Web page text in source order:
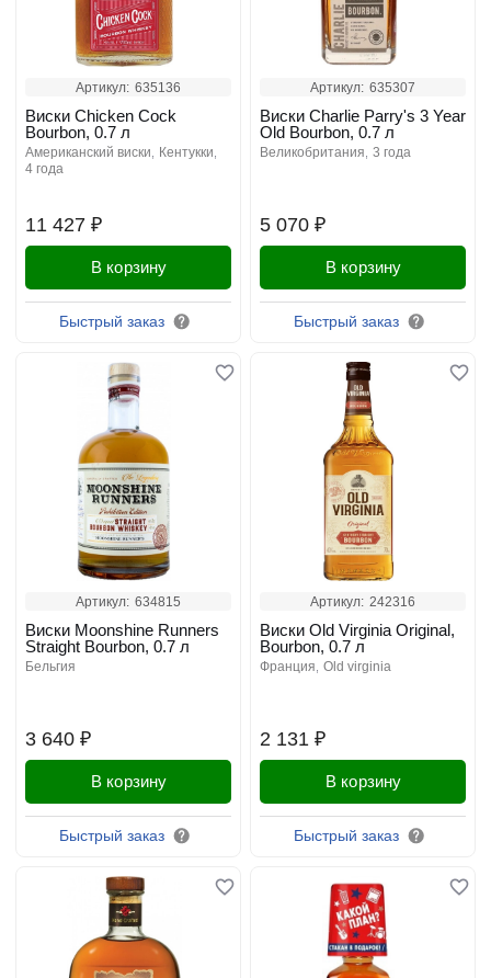
Артикул: 635136
11 427 ₽
Виски Chicken Cock
Bourbon, 0.7 л
американский виски
кентукки
4 года
В корзину
Быстрый заказ
Артикул: 635307
5 070 ₽
Виски Charlie Parry's 3 Year
Old Bourbon, 0.7 л
великобритания 3 года
В корзину
Быстрый заказ
Артикул: 634815
3 640 ₽
Виски Moonshine Runners
Straight Bourbon, 0.7 л
бельгия
В корзину
Быстрый заказ
Артикул: 242316
2 131 ₽
Виски Old Virginia Original,
Bourbon, 0.7 л
франция old virginia
В корзину
Быстрый заказ